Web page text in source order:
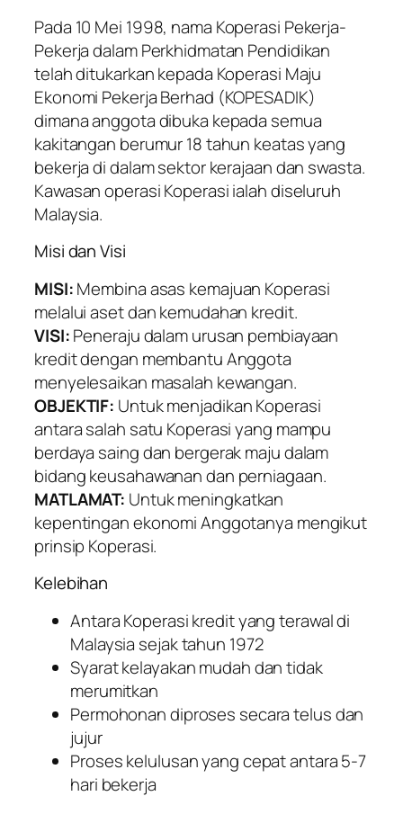
Pada 10 Mei 1998, nama Koperasi Pekerja-
Pekerja dalam Perkhidmatan Pendidikan
telah ditukarkan kepada Koperasi Maju
Ekonomi Pekerja Berhad (KOPESADIK)
dimana anggota dibuka kepada semua
kakitangan berumur 18 tahun keatas yang
bekerja di dalam sektor kerajaan dan swasta.
Kawasan operasi Koperasi ialah diseluruh
Malaysia.
Misi dan Visi
MISI:Membina asas kemajuan Koperasi
melalui aset dan kemudahan kredit.
VISI:Peneraju dalam urusan pembiayaan
kredit dengan membantu Anggota
menyelesaikan masalah kewangan.
OBJEKTIF: Untuk menjadikan Koperasi
antara salah satu Koperasi yang mampu
berdaya saing dan bergerak maju dalam
bidang keusahawanan dan perniagaan.
MATLAMAT: Untuk meningkatkan
kepentingan ekonomi Anggotanya mengikut
prinsip Koperasi.
Kelebihan
Antara Koperasi kredit yang terawal di
Malaysia sejak tahun 1972
Syarat kelayakan mudah dan tidak
merumitkan
Permohonan diproses secara telus dan
jujur
Proses kelulusan yang cepat antara 5-7
hari bekerja